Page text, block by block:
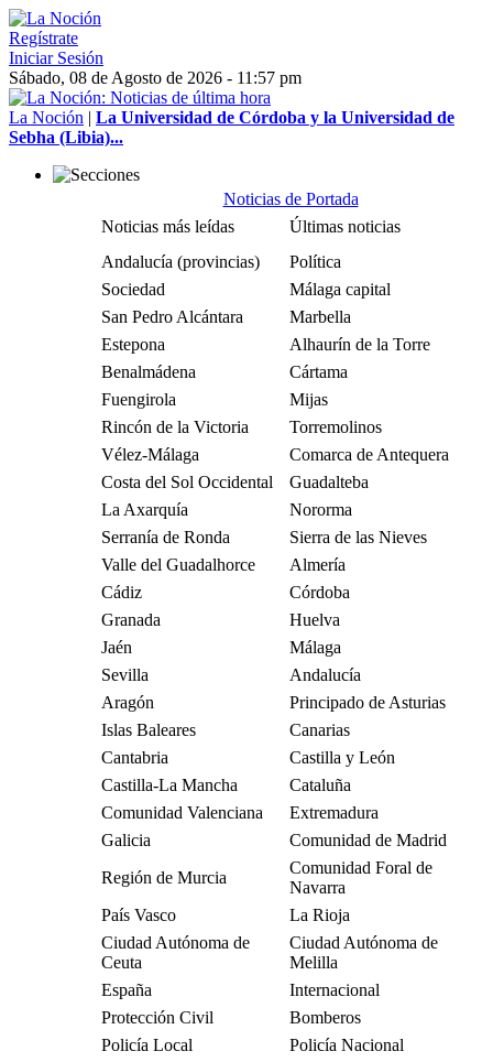
Regístrate
Iniciar Sesión
Sábado, 08 de Agosto de 2026 - 11:57 pm
La Noción | La Universidad de Córdoba y la Universidad de
Sebha (Libia)...
Noticias de Portada
Noticias más leídas
Últimas noticias
Andalucía (provincias)
Política
Sociedad
Málaga capital
San Pedro Alcántara
Marbella
Estepona
Alhaurín de la Torre
Benalmádena
Cártama
Fuengirola
Mijas
Rincón de la Victoria
Torremolinos
Vélez-Málaga
Comarca de Antequera
Costa del Sol Occidental
Guadalteba
La Axarquía
Nororma
Serranía de Ronda
Sierra de las Nieves
Valle del Guadalhorce
Almería
Cádiz
Córdoba
Granada
Huelva
Jaén
Málaga
Sevilla
Andalucía
Aragón
Principado de Asturias
Islas Baleares
Canarias
Cantabria
Castilla y León
Castilla-La Mancha
Cataluña
Comunidad Valenciana
Extremadura
Galicia
Comunidad de Madrid
Región de Murcia
Comunidad Foral de
Navarra
País Vasco
La Rioja
Ciudad Autónoma de
Ceuta
Ciudad Autónoma de
Melilla
España
Internacional
Protección Civil
Bomberos
Policía Local
Policía Nacional